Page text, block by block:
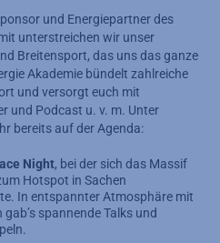
und Energiepartner des
unterstreichen wir unser
Breitensport, das uns das ganze
Akademie bündelt zahlreiche
und versorgt euch mit
und Podcast u. v. m. Unter
bereits auf der Agenda:
Night, bei der sich das Massif
Hotspot in Sachen
In entspannter Atmosphäre mit
spannende Talks und